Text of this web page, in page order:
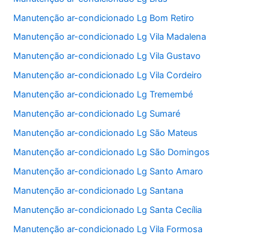
Manutenção ar-condicionado Lg Bom Retiro
Manutenção ar-condicionado Lg Vila Madalena
Manutenção ar-condicionado Lg Vila Gustavo
Manutenção ar-condicionado Lg Vila Cordeiro
Manutenção ar-condicionado Lg Tremembé
Manutenção ar-condicionado Lg Sumaré
Manutenção ar-condicionado Lg São Mateus
Manutenção ar-condicionado Lg São Domingos
Manutenção ar-condicionado Lg Santo Amaro
Manutenção ar-condicionado Lg Santana
Manutenção ar-condicionado Lg Santa Cecília
Manutenção ar-condicionado Lg Vila Formosa